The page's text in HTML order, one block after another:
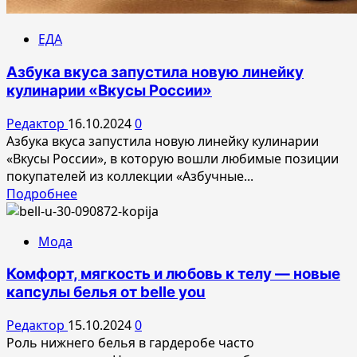
ЕДА
Азбука вкуса запустила новую линейку
кулинарии «Вкусы России»
Редактор 16.10.20240
Азбука вкуса запустила новую линейку кулинарии
«Вкусы России», в которую вошли любимые позиции
покупателей из коллекции «Азбучные...
ПодробнееПрочитать
больше
запустила
новую
кулинарии
«Вкусы
Мода
Комфорт, мягкость и любовь к телу — новые
капсулы белья от belle you
Редактор 15.10.20240
Роль нижнего белья в гардеробе часто